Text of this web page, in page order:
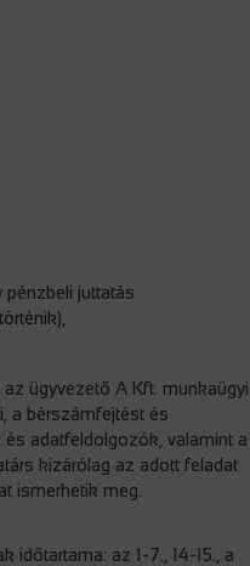
pénzbeli juttatás
ügyvezető A Kft. munkaügyi
a bérszámfejtést és
adatfeldolgozók, valamint a
kizárólag az adott feladat
ismerhetik meg.
időtartama: az 1-7., 14-15., a